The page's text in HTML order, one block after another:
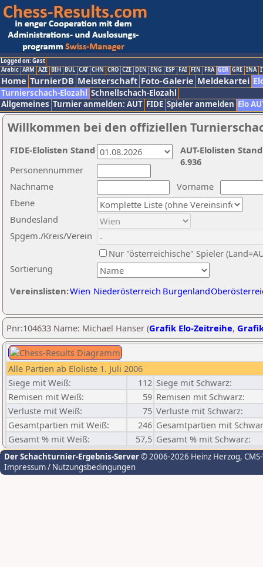
Logged on: Gast
Arabic ARM AZE BIH BUL CAT CHN CRO CZE DEN ENG ESP FAI FIN FRA GER GRE INA
Home TurnierDB Meisterschaft Foto-Galerie Meldekartei
Turnierschach-Elozahl Schnellschach-Elozahl
Allgemeines Turnier anmelden: AUT FIDE Spieler anmelden Elo
Willkommen bei den offiziellen
Nachname
Vorname
Ebene
Sortierung
Personennummer
Bundesland
Spgem./Kreis/Verein
Nur "österreichische" Spieler
Vereinslisten:Wien Niederösterreich Burgenland
AUT-Elolisten
6.936
FIDE-Elolisten Stand
Pnr:104633 Name: Michael Hanser (Grafik Elo-Zeitreihe,
Alle Partien ab Eloliste 1. Juli 2006
Siege mit Weiß:
112 Siege mit Schwarz:
Remisen mit Weiß:
59 Remisen mit Schwarz:
Verluste mit Weiß:
75 Verluste mit Schwarz:
Gesamtpartien mit Weiß:
246 Gesamtpartien mit
Gesamt % mit Weiß:
57,5 Gesamt % mit Schwarz:
Der Schachturnier-Ergebnis-Server© 2006-2026 Heinz Herzog,
Impressum / Nutzungsbedingungen